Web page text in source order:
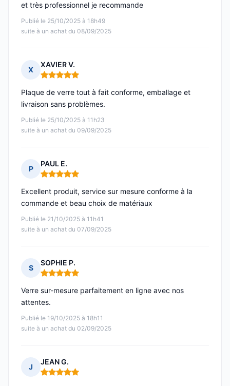
Publié le 25/10/2025 à 18h49
suite à un achat du 08/09/2025
et très professionnel je recommande
X
XAVIER V.
Note : 5 sur 5
Publié le 25/10/2025 à 11h23
suite à un achat du 09/09/2025
Plaque de verre tout à fait conforme, emballage et
livraison sans problèmes.
P
PAUL E.
Note : 5 sur 5
Publié le 21/10/2025 à 11h41
suite à un achat du 07/09/2025
Excellent produit, service sur mesure conforme à la
commande et beau choix de matériaux
S
SOPHIE P.
Note : 5 sur 5
Publié le 19/10/2025 à 18h11
suite à un achat du 02/09/2025
Verre sur-mesure parfaitement en ligne avec nos
attentes.
J
JEAN G.
Note : 5 sur 5